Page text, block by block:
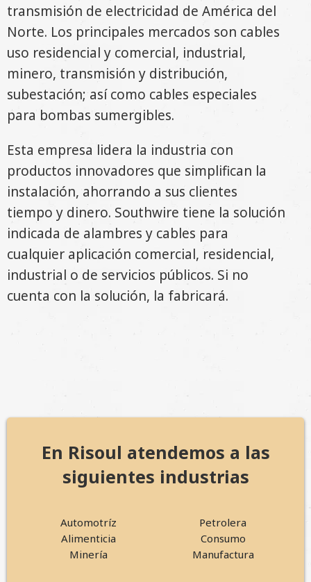
transmisión de electricidad de América del
Norte. Los principales mercados son cables
uso residencial y comercial, industrial,
minero, transmisión y distribución,
subestación; así como cables especiales
para bombas sumergibles.
Esta empresa lidera la industria con
productos innovadores que simplifican la
instalación, ahorrando a sus clientes
tiempo y dinero. Southwire tiene la solución
indicada de alambres y cables para
cualquier aplicación comercial, residencial,
industrial o de servicios públicos. Si no
cuenta con la solución, la fabricará.
En Risoul atendemos a las
siguientes industrias
Automotríz
Petrolera
Alimenticia
Consumo
Minería
Manufactura